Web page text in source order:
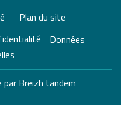
Plan du site
Données
par Breizh tandem